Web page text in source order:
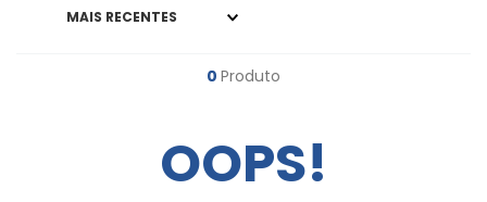
MAIS RECENTES
0 Produto
OOPS!